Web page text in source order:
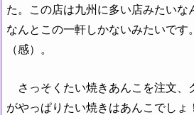
た。この店は九州に多い店みたいな
なんとこの一軒しかないみたいです
（感）。
さっそくたい焼きあんこを注文、
がやっぱりたい焼きはあんこでしょ！